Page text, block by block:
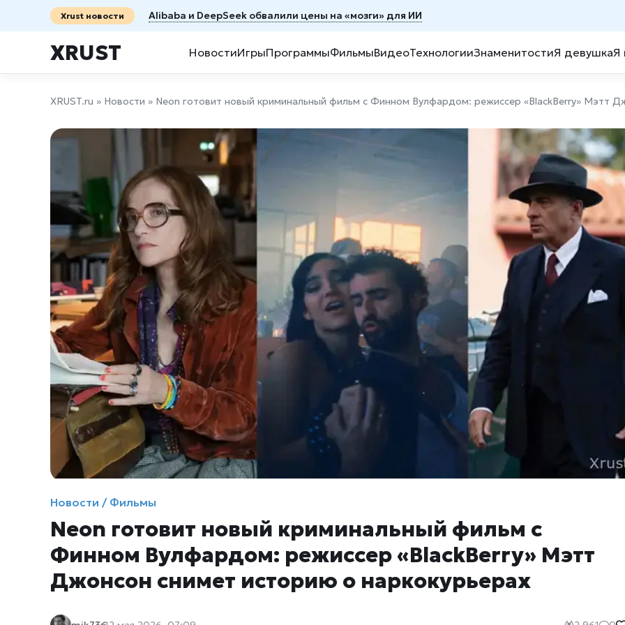
Xrust новости Alibaba и DeepSeek обвалили цены на «мозги» для ИИ
XRUST НовостиИгрыПрограммыФильмыВидеоТехнологииЗнаменитостиЯ девушкаЯ
XRUST.ru » Новости » Neon готовит новый криминальный фильм с Финном Вулфардом: режиссер «BlackBerry» Мэтт
Новости / Фильмы
Neon готовит новый криминальный фильм с
Финном Вулфардом: режиссер «BlackBerry» Мэтт
Джонсон снимет историю о наркокурьерах